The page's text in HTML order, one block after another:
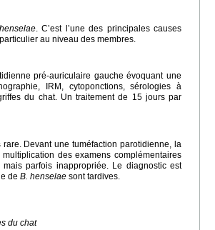
. C’est l’une des principales causes
au niveau des membres.
pré-auriculaire gauche évoquant une
IRM, cytoponctions, sérologies à
du chat. Un traitement de 15 jours par
Devant une tuméfaction parotidienne, la
des examens complémentaires
parfois inappropriée. Le diagnostic est
de B. henselae sont tardives.
du chat